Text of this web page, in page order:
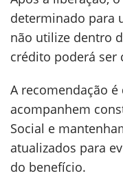
determinado para
não utilize dentro
crédito poderá ser
A recomendação
acompanhem
Social e
atualizados para
do benefício.